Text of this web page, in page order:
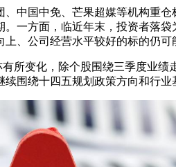
国中免、芒果超媒等机构重仓
。一方面，临近年末，投资者落
、公司经营水平较好的标的仍可
变化，除个股围绕三季度业绩
围绕十四五规划政策方向和行业